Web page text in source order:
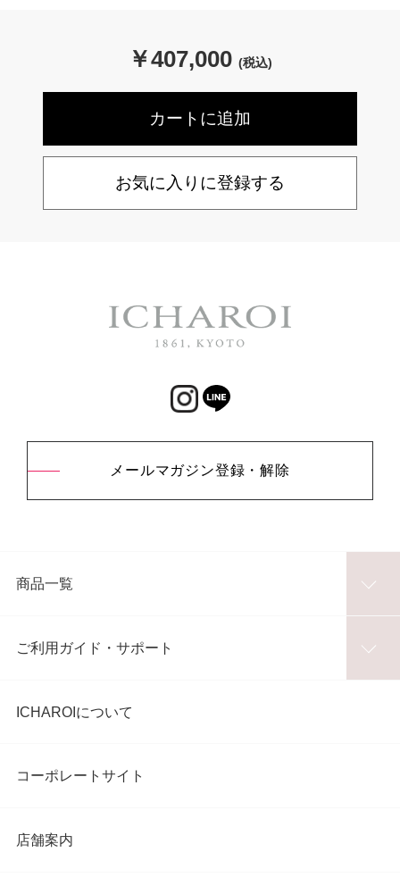
￥407,000 (税込)
お気に入りに登録する
メールマガジン登録・解除
商品一覧
ご利用ガイド・サポート
ICHAROIについて
コーポレートサイト
店舗案内